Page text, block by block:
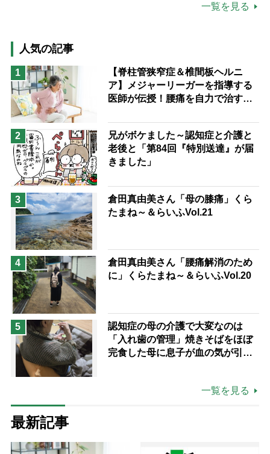
猫が母になつきません
息子の遠距離介護サバイバル術
兄がボケました
便利なサービス
予防法
一覧を見る
人気の記事
1
【脊柱管狭窄症＆椎間板ヘルニ
ア】メジャーリーガーを指導する
医師が伝授！腰痛を自力で治す運
2
兄がボケました～認知症と介護と
老後と「第84回『特別送達』が届
きました」
3
倉田真由美さん「母の膝痛」くら
たまね～＆らいふVol.21
4
倉田真由美さん「腰痛解消のため
に」くらたまね～＆らいふVol.20
5
認知症の母の介護で大変なのは
「入れ歯の管理」焼きそばをほぼ
完食した母に息子が血の気が引い
一覧を見る
最新記事